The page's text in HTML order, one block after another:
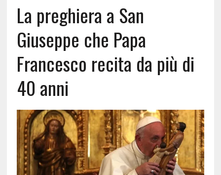
La preghiera a San
Giuseppe che Papa
Francesco recita da più di
40 anni